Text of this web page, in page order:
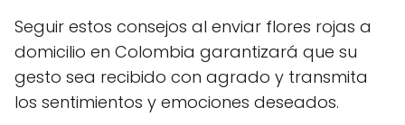
Seguir estos consejos al enviar flores rojas a
domicilio en Colombia garantizará que su
gesto sea recibido con agrado y transmita
los sentimientos y emociones deseados.